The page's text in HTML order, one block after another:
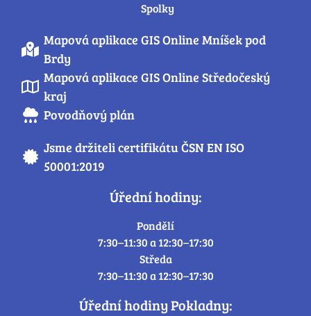
Spolky
Mapová aplikace GIS Online Mníšek pod
Brdy
Mapová aplikace GIS Online Středočeský
kraj
Povodňový plán
Jsme držiteli certifikátu ČSN EN ISO
50001:2019
Úřední hodiny:
Pondělí
7:30–11:30 a 12:30–17:30
Středa
7:30–11:30 a 12:30–17:30
Úřední hodiny Pokladny: